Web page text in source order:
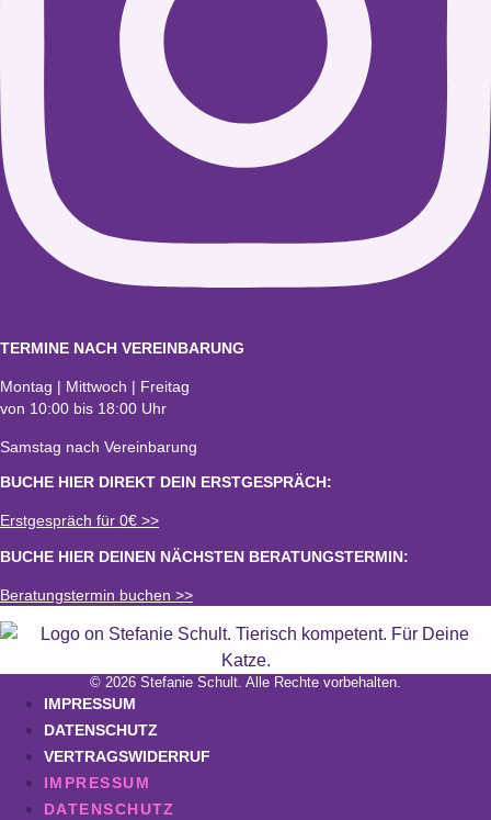
TERMINE NACH VEREINBARUNG
Montag | Mittwoch | Freitag
von 10:00 bis 18:00 Uhr
Samstag nach Vereinbarung
BUCHE HIER DIREKT DEIN ERSTGESPRÄCH:
Erstgespräch für 0€ >>
BUCHE HIER DEINEN NÄCHSTEN BERATUNGSTERMIN:
Beratungstermin buchen >>
© 2026 Stefanie Schult. Alle Rechte vorbehalten.
IMPRESSUM
DATENSCHUTZ
VERTRAGSWIDERRUF
IMPRESSUM
DATENSCHUTZ